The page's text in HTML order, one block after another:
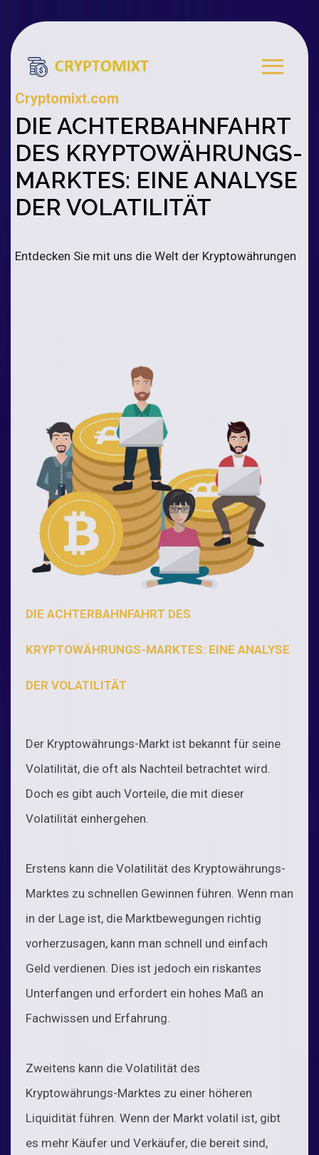
Cryptomixt.com
DIE ACHTERBAHNFAHRT
DES KRYPTOWÄHRUNGS-
MARKTES: EINE ANALYSE
DER VOLATILITÄT
Entdecken Sie mit uns die Welt der Kryptowährungen
DIE ACHTERBAHNFAHRT DES
KRYPTOWÄHRUNGS-MARKTES: EINE ANALYSE
DER VOLATILITÄT
Der Kryptowährungs-Markt ist bekannt für seine
Volatilität, die oft als Nachteil betrachtet wird.
Doch es gibt auch Vorteile, die mit dieser
Volatilität einhergehen.
Erstens kann die Volatilität des Kryptowährungs-
Marktes zu schnellen Gewinnen führen. Wenn man
in der Lage ist, die Marktbewegungen richtig
vorherzusagen, kann man schnell und einfach
Geld verdienen. Dies ist jedoch ein riskantes
Unterfangen und erfordert ein hohes Maß an
Fachwissen und Erfahrung.
Zweitens kann die Volatilität des
Kryptowährungs-Marktes zu einer höheren
Liquidität führen. Wenn der Markt volatil ist, gibt
es mehr Käufer und Verkäufer, die bereit sind,